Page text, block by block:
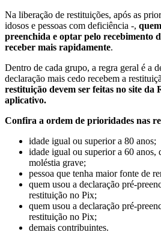
Na liberação de restituições, após as
idosos e pessoas com deficiência -,
preenchida e optar pelo recebimento
receber mais rapidamente.
Dentro de cada grupo, a regra geral é a
declaração mais cedo recebem a
restituição devem ser feitas no site da
aplicativo.
Confira a ordem de prioridades nas
idade igual ou superior a 80 anos;
idade igual ou superior a 60 anos,
moléstia grave;
pessoa que tenha maior fonte de
quem usou a declaração pré-
restituição no Pix;
quem usou a declaração pré-
restituição no Pix;
demais contribuintes.